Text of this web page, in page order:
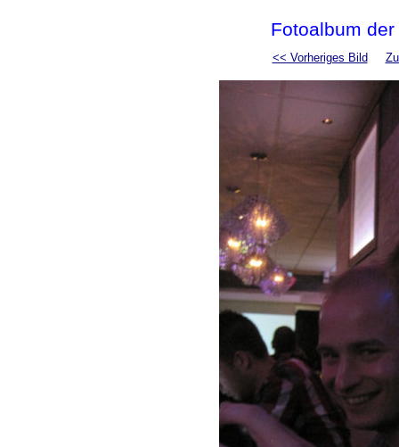
Fotoalbum
<< Vorheriges Bild